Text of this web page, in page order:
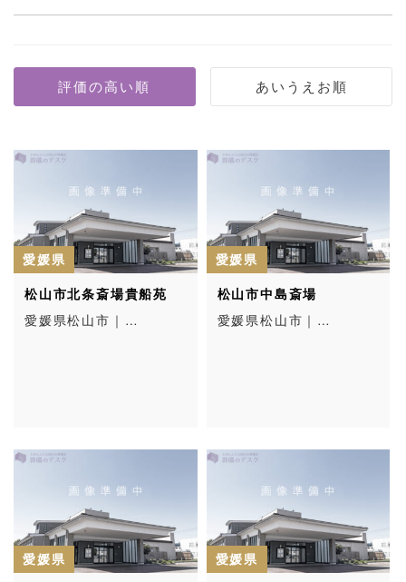
愛媛県
松山市北条斎場貴船苑
愛媛県松山市｜…
愛媛県
松山市中島斎場
愛媛県松山市｜…
愛媛県 愛媛県